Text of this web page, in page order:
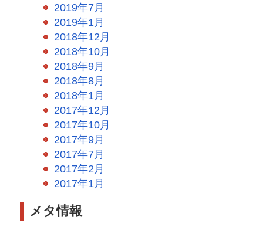
2019年7月
2019年1月
2018年12月
2018年10月
2018年9月
2018年8月
2018年1月
2017年12月
2017年10月
2017年9月
2017年7月
2017年2月
2017年1月
メタ情報